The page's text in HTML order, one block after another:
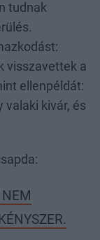
tudnak
visszavettek a
ellenpéldát:
valaki kivár, és